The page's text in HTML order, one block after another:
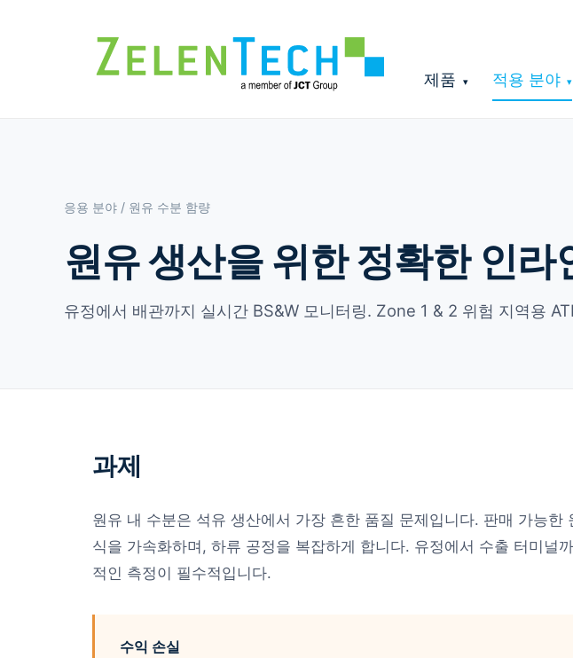
제품 ▾ 적용 분야 ▾
응용 분야 / 원유 수분 함량
원유 생산을 위한 정확한 인라
유정에서 배관까지 실시간 BS&W 모니터링. Zone 1 & 2 위험 지역용
과제
원유 내 수분은 석유 생산에서 가장 흔한 품질 문제입니다. 판매 가능한
식을 가속화하며, 하류 공정을 복잡하게 합니다. 유정에서 수출 터미널
적인 측정이 필수적입니다.
수익 손실